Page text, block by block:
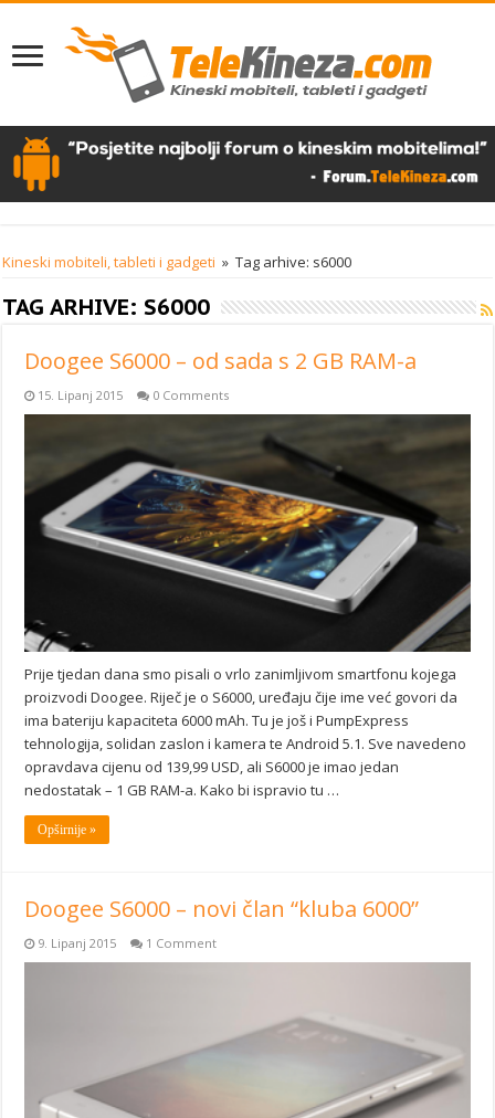
Kineski mobiteli, tableti i gadgeti » Tag arhive: s6000
TAG ARHIVE: S6000
Doogee S6000 – od sada s 2 GB RAM-a
15. Lipanj 2015 0 Comments
Prije tjedan dana smo pisali o vrlo zanimljivom smartfonu kojega
proizvodi Doogee. Riječ je o S6000, uređaju čije ime već govori da
ima bateriju kapaciteta 6000 mAh. Tu je još i PumpExpress
tehnologija, solidan zaslon i kamera te Android 5.1. Sve navedeno
opravdava cijenu od 139,99 USD, ali S6000 je imao jedan
nedostatak – 1 GB RAM-a. Kako bi ispravio tu …
Opširnije »
Doogee S6000 – novi član “kluba 6000”
9. Lipanj 2015 1 Comment